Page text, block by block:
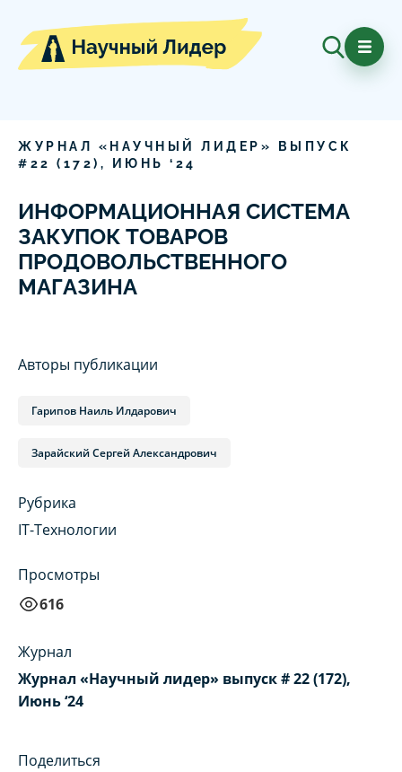
ЖУРНАЛ «НАУЧНЫЙ ЛИДЕР» ВЫПУСК
# 22 ( 172), ИЮНЬ ‘ 24
ИНФОРМАЦИОННАЯ СИСТЕМА
ЗАКУПОК ТОВАРОВ
ПРОДОВОЛЬСТВЕННОГО
МАГАЗИНА
Авторы публикации
Гарипов Наиль Илдарович
Зарайский Сергей Александрович
Рубрика
IT-Технологии
Просмотры
616
Журнал
Журнал «Научный лидер» выпуск # 22 (172),
Июнь ‘24
Поделиться